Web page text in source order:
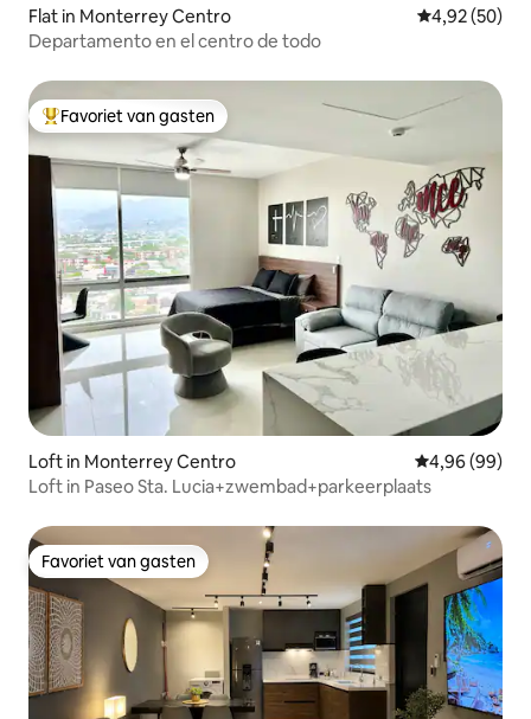
Flat in Monterrey Centro Gemiddelde
4,92 (50)
Departamento en el centro de todo
Topfavoriet van gasten
Favoriet van gasten
Loft in Monterrey Centro Gemiddelde
4,96 (99)
Loft in Paseo Sta. Lucia+zwembad+parkeerplaats
Favoriet van gasten
Favoriet van gasten